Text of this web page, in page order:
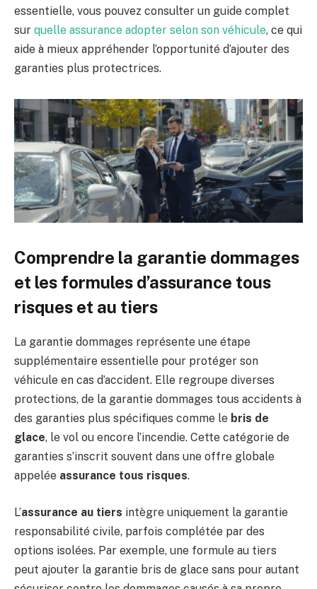
essentielle, vous pouvez consulter un guide complet
sur quelle assurance adopter selon son véhicule, ce qui
aide à mieux appréhender l’opportunité d’ajouter des
garanties plus protectrices.
Comprendre la garantie dommages
et les formules d’assurance tous
risques et au tiers
La garantie dommages représente une étape
supplémentaire essentielle pour protéger son
véhicule en cas d’accident. Elle regroupe diverses
protections, de la garantie dommages tous accidents à
des garanties plus spécifiques comme le bris de
glace, le vol ou encore l’incendie. Cette catégorie de
garanties s’inscrit souvent dans une offre globale
appelée assurance tous risques.
L’assurance au tiers intègre uniquement la garantie
responsabilité civile, parfois complétée par des
options isolées. Par exemple, une formule au tiers
peut ajouter la garantie bris de glace sans pour autant